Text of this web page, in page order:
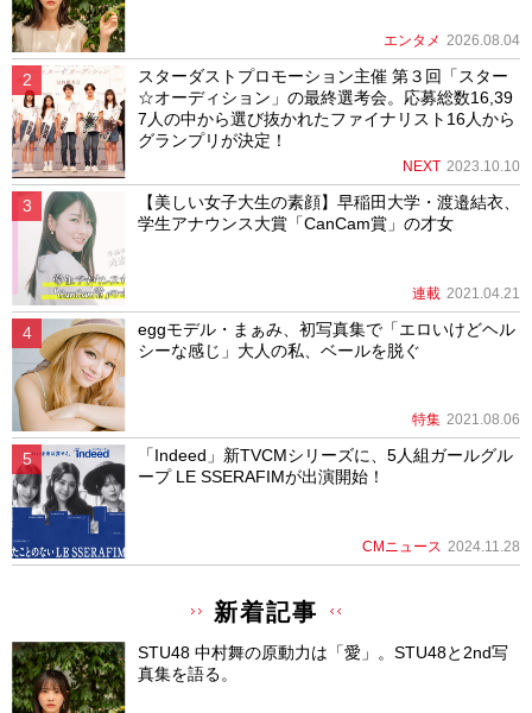
エンタメ 2026.08.04
スターダストプロモーション主催 第３回「スター
☆オーディション」の最終選考会。応募総数16,39
7人の中から選び抜かれたファイナリスト16人から
グランプリが決定！
NEXT 2023.10.10
【美しい女子大生の素顔】早稲田大学・渡邉結衣、
学生アナウンス大賞「CanCam賞」の才女
連載 2021.04.21
eggモデル・まぁみ、初写真集で「エロいけどヘル
シーな感じ」大人の私、ベールを脱ぐ
特集 2021.08.06
「Indeed」新TVCMシリーズに、5人組ガールグル
ープ LE SSERAFIMが出演開始！
CMニュース 2024.11.28
新着記事
STU48 中村舞の原動力は「愛」。STU48と2nd写
真集を語る。